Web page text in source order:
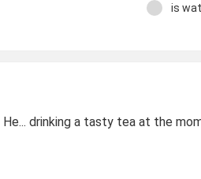
is
He... drinking a tasty tea at the